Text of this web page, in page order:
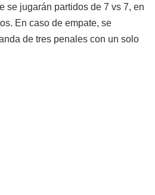
se jugarán partidos de 7 vs 7, en
En caso de empate, se
de tres penales con un solo